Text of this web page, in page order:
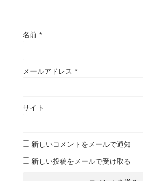
名前 *
メールアドレス *
サイト
新しいコメントをメールで通知
新しい投稿をメールで受け取る